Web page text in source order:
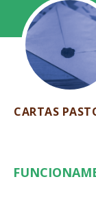
CARTAS